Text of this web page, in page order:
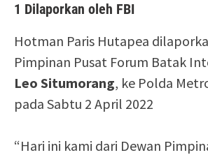
1 Dilaporkan oleh FBI
Hotman Paris Hutapea
Pimpinan Pusat Forum Batak
Leo Situmorang, ke Polda
pada Sabtu 2 April 2022
“Hari ini kami dari Dewan